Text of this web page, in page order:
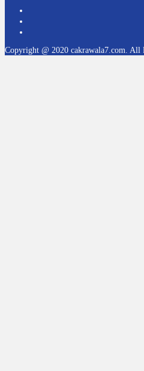
Copyright @ 2020 cakrawala7.com. All